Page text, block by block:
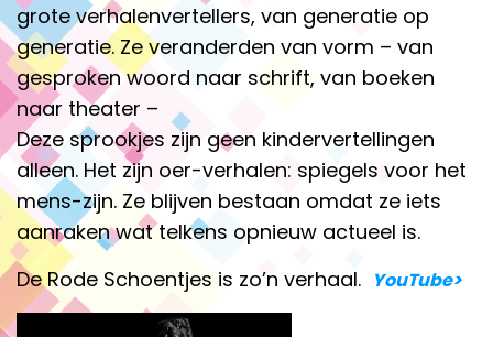
grote verhalenvertellers, van generatie op
generatie. Ze veranderden van vorm – van
gesproken woord naar schrift, van boeken
naar theater –
Deze sprookjes zijn geen kindervertellingen
alleen. Het zijn oer-verhalen: spiegels voor het
mens-zijn. Ze blijven bestaan omdat ze iets
aanraken wat telkens opnieuw actueel is.
De Rode Schoentjes is zo’n verhaal. YouTube>